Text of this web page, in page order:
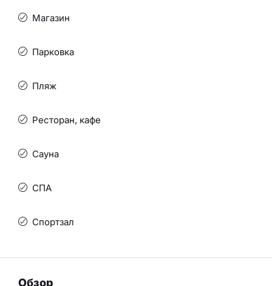
Магазин
Парковка
Пляж
Ресторан, кафе
Сауна
СПА
Спортзал
Обзор